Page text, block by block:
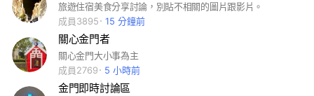
旅遊住宿美食分享討論，別貼不相關的圖片跟影片。
成員3895
15 分鐘前
關心金門者
關心金門大小事為主
成員2769
5 小時前
金門即時討論區